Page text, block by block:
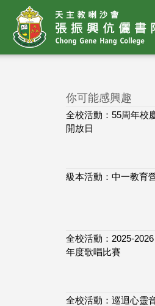
你可能感興趣
全校活動：55周年校
開放日
級本活動：中一教育
全校活動：2025-2026
年度歌唱比賽
全校活動：巡迴心靈